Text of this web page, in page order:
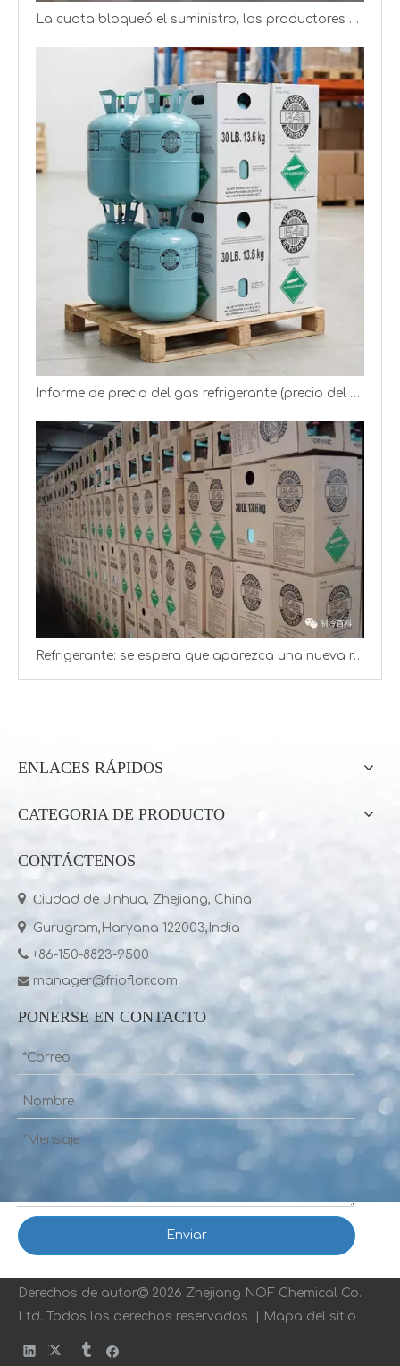
La cuota bloqueó el suministro, los productores de refrigerantes obtienen mejores ganancias
Informe de precio del gas refrigerante (precio del gas R22 R134a R125)
Refrigerante: se espera que aparezca una nueva ronda de aumentos de precios
ENLACES RÁPIDOS
CATEGORIA DE PRODUCTO
CONTÁCTENOS
 Ciudad de Jinhua, Zhejiang, China
 Gurugram,Haryana 122003,India
 +86-150-8823-9500
 manager@frioflor.com
PONERSE EN CONTACTO
Enviar
Derechos de autor 2026 Zhejiang NOF Chemical Co.
Ltd. Todos los derechos reservados |
Mapa del sitio